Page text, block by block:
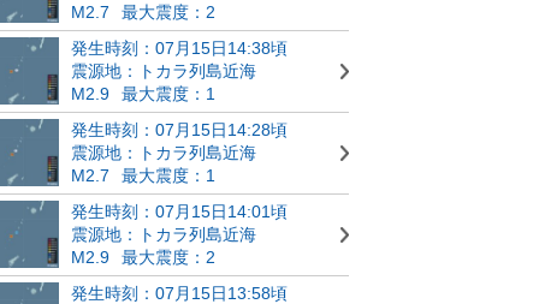
M2.7
最大震度：2
発生時刻：07月15日14:38頃
震源地：トカラ列島近海
M2.9
最大震度：1
発生時刻：07月15日14:28頃
震源地：トカラ列島近海
M2.7
最大震度：1
発生時刻：07月15日14:01頃
震源地：トカラ列島近海
M2.9
最大震度：2
発生時刻：07月15日13:58頃